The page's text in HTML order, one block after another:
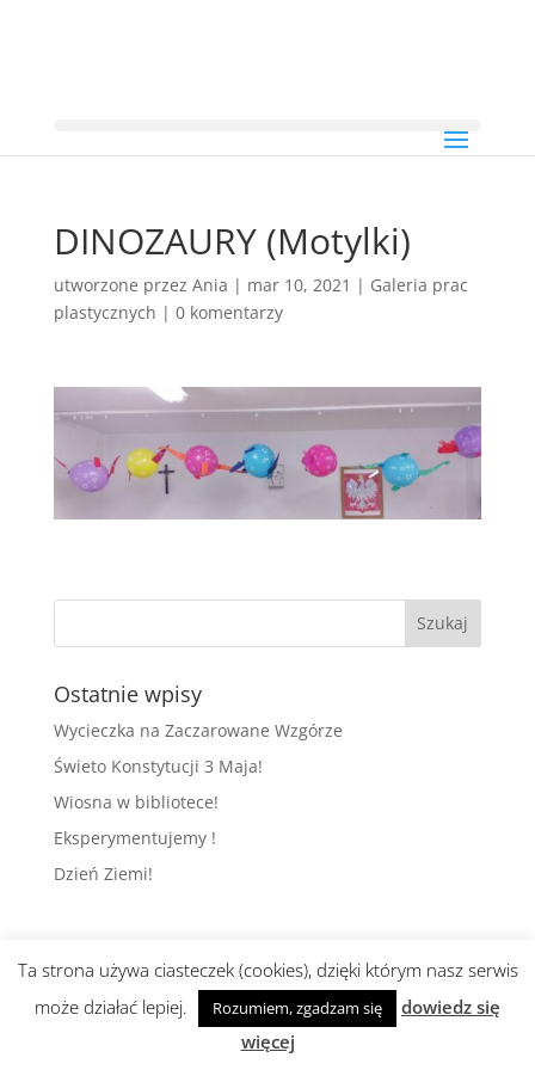
DINOZAURY (Motylki)
utworzone przez Ania | mar 10, 2021 | Galeria prac
plastycznych | 0 komentarzy
Ostatnie wpisy
Wycieczka na Zaczarowane Wzgórze
Świeto Konstytucji 3 Maja!
Wiosna w bibliotece!
Eksperymentujemy !
Dzień Ziemi!
Realizacja i wsparcie:abami
Ta strona używa ciasteczek (cookies), dzięki którym nasz serwis
może działać lepiej.
Rozumiem, zgadzam się
dowiedz się
więcej